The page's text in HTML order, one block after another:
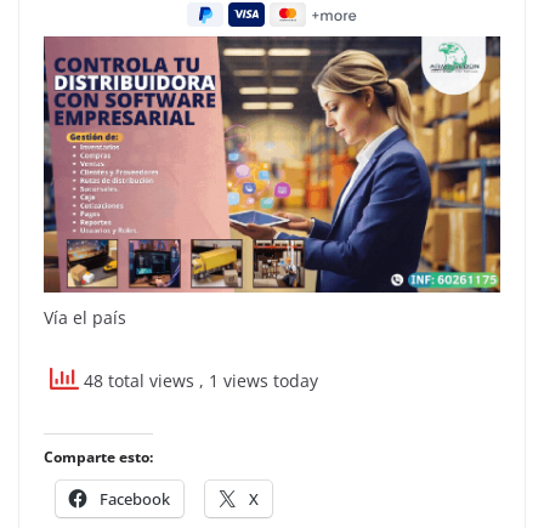
Vía el país
48 total views , 1 views today
Comparte esto:
Facebook X